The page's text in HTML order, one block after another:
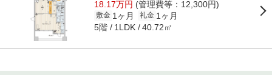
18.17万円 (管理費等：12,300円)
敷金 1ヶ月 礼金 1ヶ月
5階 1LDK 40.72㎡